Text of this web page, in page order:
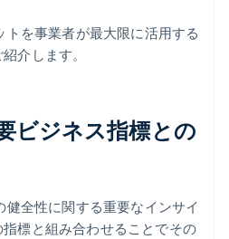
トを事業者が最大限に活用する
介します。
ビジネス指標との
健全性に関する重要なインサイ
標と組み合わせることでその